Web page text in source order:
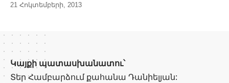
21 Հոկտեմբերի, 2013
Կայքի պատասխանատու՝
Տեր Համբարձում քահանա Դանիելյան: